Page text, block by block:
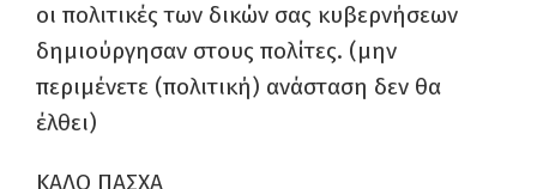
οι πολιτικές των δικών σας κυβερνήσεων
δημιούργησαν στους πολίτες. (μην
περιμένετε (πολιτική) ανάσταση δεν θα
έλθει)
ΚΑΛΟ ΠΑΣΧΑ